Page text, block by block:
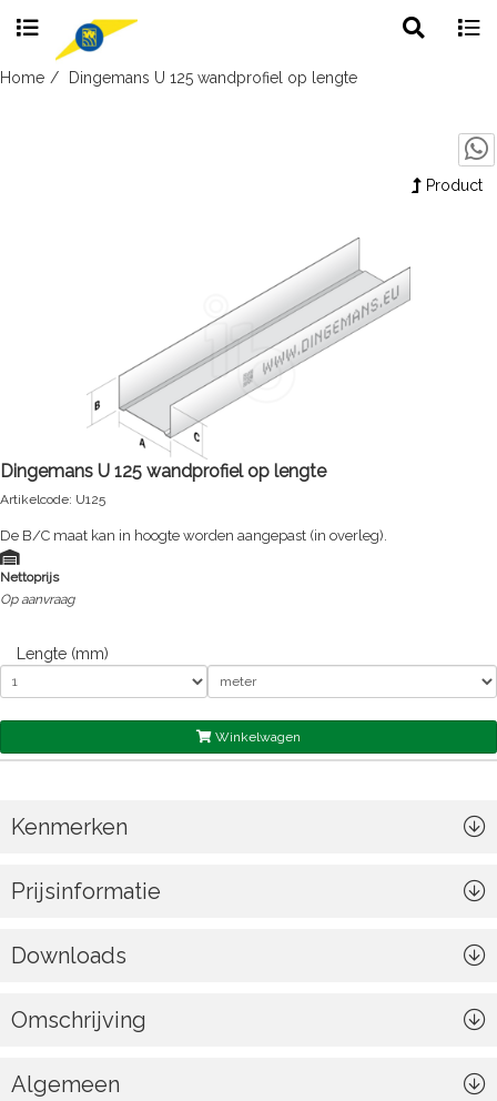
Skip
Home Dingemans U 125 wandprofiel op lengte
Product
Dingemans U 125 wandprofiel op lengte
Artikelcode: U125
De B/C maat kan in hoogte worden aangepast (in overleg).
Nettoprijs
Op aanvraag
Lengte (mm)
Winkelwagen
Kenmerken
Prijsinformatie
Downloads
Omschrijving
Algemeen